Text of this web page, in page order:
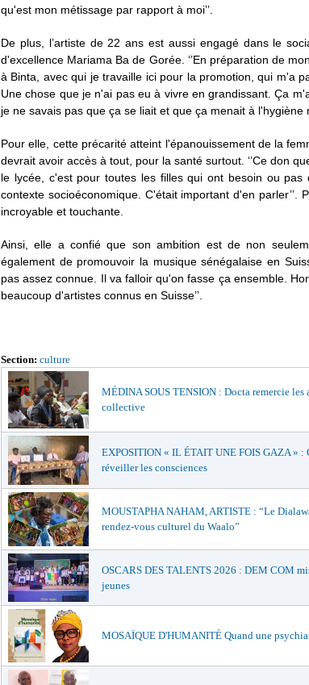
qu'est mon métissage par rapport à moi’’.
De plus, l’artiste de 22 ans est aussi engagé dans le
d'excellence Mariama Ba de Gorée. ‘’En préparation de
à Binta, avec qui je travaille ici pour la promotion, qui m'a
Une chose que je n'ai pas eu à vivre en grandissant. Ça
je ne savais pas que ça se liait et que ça menait à l'hygiène
Pour elle, cette précarité atteint l'épanouissement de la
devrait avoir accès à tout, pour la santé surtout. ‘’Ce don
le lycée, c'est pour toutes les filles qui ont besoin ou pas
contexte socioéconomique. C'était important d'en parler’’.
incroyable et touchante.
Ainsi, elle a confié que son ambition est de non
également de promouvoir la musique sénégalaise en
pas assez connue. Il va falloir qu'on fasse ça ensemble.
beaucoup d'artistes connus en Suisse’’.
Section: culture
MÉDINA SOUS TENSION : Docta remercie
collective
EXPOSITION « IL ÉTAIT UNE FOIS GAZA »
réveiller les consciences
MOUSTAPHA NAHAM, ARTISTE : “Le
rendez-vous culturel du Waalo”
OSCARS DES TALENTS 2026 : DEM COM
jeunes
MOSAÏQUE D'HUMANITÉ Quand une